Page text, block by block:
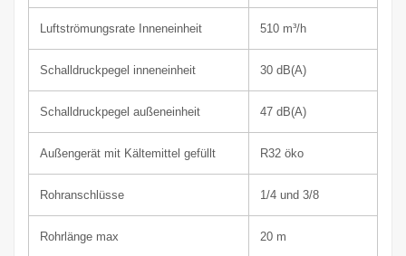
Luftströmungsrate Inneneinheit 510 m³/h
Schalldruckpegel inneneinheit 30 dB(A)
Schalldruckpegel außeneinheit 47 dB(A)
Außengerät mit Kältemittel gefüllt R32 öko
Rohranschlüsse 1/4 und 3/8
Rohrlänge max 20 m